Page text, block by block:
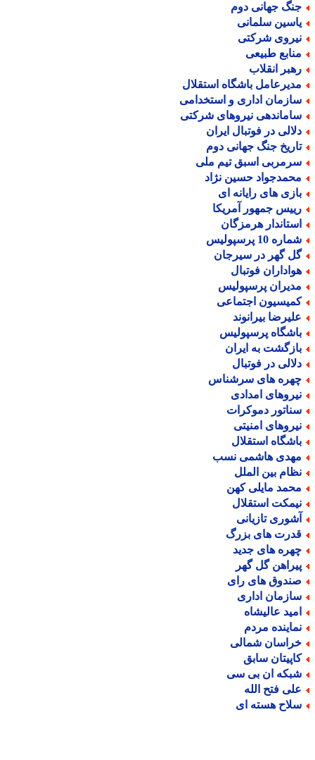
جهانی دوم
سلمانی
شرکتی
طبیعی
انقلاب
باشگاه استقلال
اداری و استخدامی
نیروهای شرکتی
در فوتبال ایران
جنگ جهانی دوم
اسبق تیم ملی
حسین نژاد
های رایانه ای
جمهور آمریکا
هرمزگان
10 پرسپولیس
گهر در سیرجان
فوتبال
پرسپولیس
اجتماعی
بیرانوند
پرسپولیس
به ایران
در فوتبال
های سرشناس
امدادی
دموکرات
امنیتی
استقلال
هاشمی نسب
بین الملل
مایلی کهن
استقلال
تازیانی
های بزرگ
های جدید
گل گهر
های رای
اداری
عالیشاه
مردم
شمالی
سابق
ان بی سی
فتح الله
هسته ای